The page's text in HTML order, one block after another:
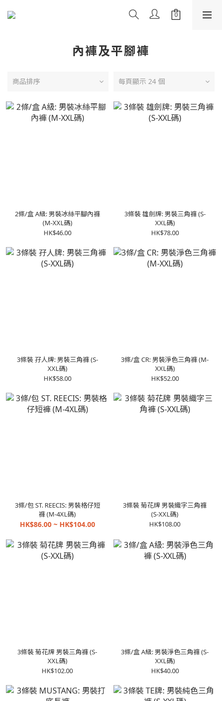
內褲及平腳褲
商品排序 每頁顯示 24 個
2條/盒 A級: 男裝冰絲平腳內褲
(M-XXL碼)
HK$46.00
3條裝 雄劍牌: 男裝三角褲 (S-
XXL碼)
HK$78.00
3條裝 孖人牌: 男裝三角褲 (S-
XXL碼)
HK$58.00
3條/盒 CR: 男裝淨色三角褲 (M-
XXL碼)
HK$52.00
3條/包 ST. REECIS: 男裝格仔短
褲 (M-4XL碼)
HK$86.00 ~ HK$104.00
3條裝 菊花牌 男裝織字三角褲
(S-XXL碼)
HK$108.00
3條裝 菊花牌 男裝三角褲 (S-
XXL碼)
HK$102.00
3條/盒 A級: 男裝淨色三角褲 (S-
XXL碼)
HK$40.00